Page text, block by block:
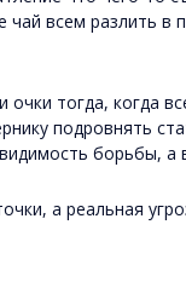
всем разлить в
тогда, когда
подровнять
борьбы,
а реальная